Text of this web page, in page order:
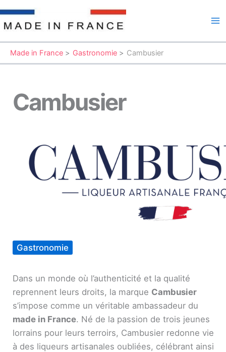
au
contenu
Made in France Gastronomie Cambusier
Cambusier
Gastronomie
Dans un monde où l’authenticité et la qualité
reprennent leurs droits, la marque Cambusier
s’impose comme un véritable ambassadeur du
made in France. Né de la passion de trois jeunes
lorrains pour leurs terroirs, Cambusier redonne vie
à des liqueurs artisanales oubliées, célébrant ainsi